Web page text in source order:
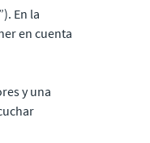
En la
en cuenta
y una